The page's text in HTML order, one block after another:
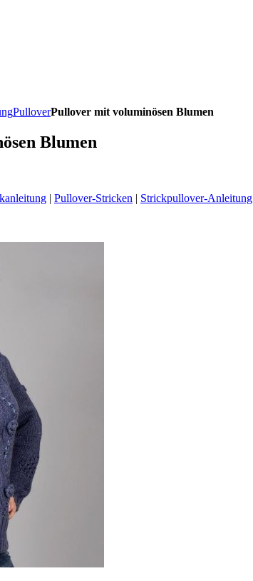
PulloverPullover mit voluminösen Blumen
Blumen
| Pullover-Stricken | Strickpullover-Anleitung